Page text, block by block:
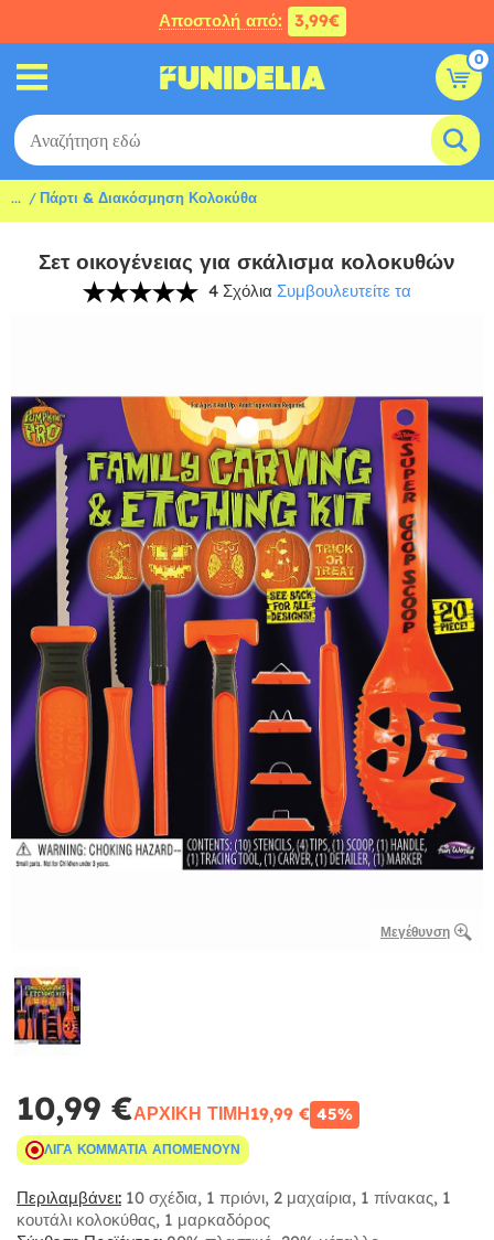
Αποστολή από: 3,99€
0
... Πάρτι & Διακόσμηση Κολοκύθα
Σετ οικογένειας για σκάλισμα κολοκυθών
4 Σχόλια Συμβουλευτείτε τα
Μεγέθυνση
10,99 €ΑΡΧΙΚΉ ΤΙΜΉ19,99 € 45%
ΛΊΓΑ ΚΟΜΜΆΤΙΑ ΑΠΟΜΈΝΟΥΝ
Περιλαμβάνει: 10 σχέδια, 1 πριόνι, 2 μαχαίρια, 1 πίνακας, 1
κουτάλι κολοκύθας, 1 μαρκαδόρος